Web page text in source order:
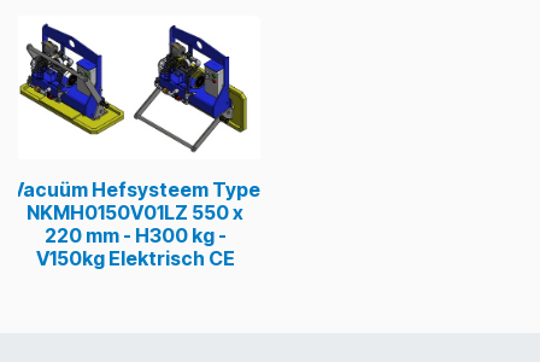
Vacuüm Hefsysteem Type
NKMH0150V01LZ 550 x
220 mm - H300 kg -
V150kg Elektrisch CE